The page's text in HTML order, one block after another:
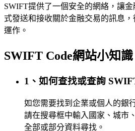
SWIFT提供了一個安全的網絡，讓
式發送和接收關於金融交易的訊息
運作。
SWIFT Code網站小知識
1、如何查找或查詢
如您需要找到企業或個人的銀
請在搜尋框中輸入國家、城市
全部或部分資料尋找。